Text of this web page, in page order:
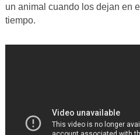
un animal cuando los dejan en
tiempo.